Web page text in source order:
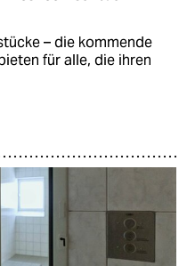
– die kommende
für alle, die ihren